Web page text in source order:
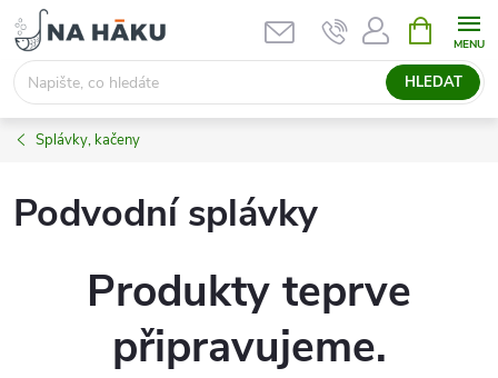
Přejít
na
obsah
HLEDAT
NÁKUPNÍ
KOŠÍK
Splávky, kačeny
Podvodní splávky
Produkty teprve
připravujeme.